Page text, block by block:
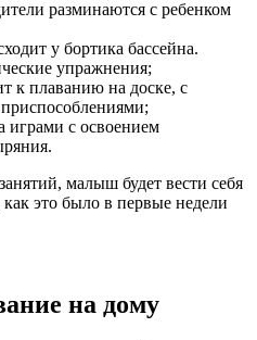
разминаются с ребенком
у бортика бассейна.
упражнения;
к плаванию на доске, с
играми с освоением
малыш будет вести себя
это было в первые недели
на дому